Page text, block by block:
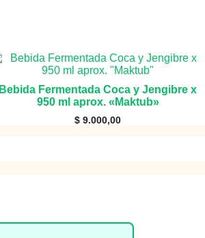
Bebida Fermentada Coca y Jengibre x
950 ml aprox. «Maktub»
$ 9.000,00